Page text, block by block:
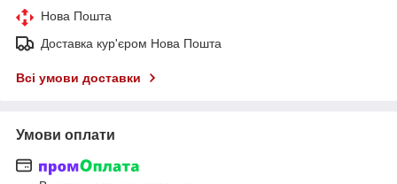
Нова Пошта
Доставка кур'єром Нова Пошта
Всі умови доставки
Умови оплати